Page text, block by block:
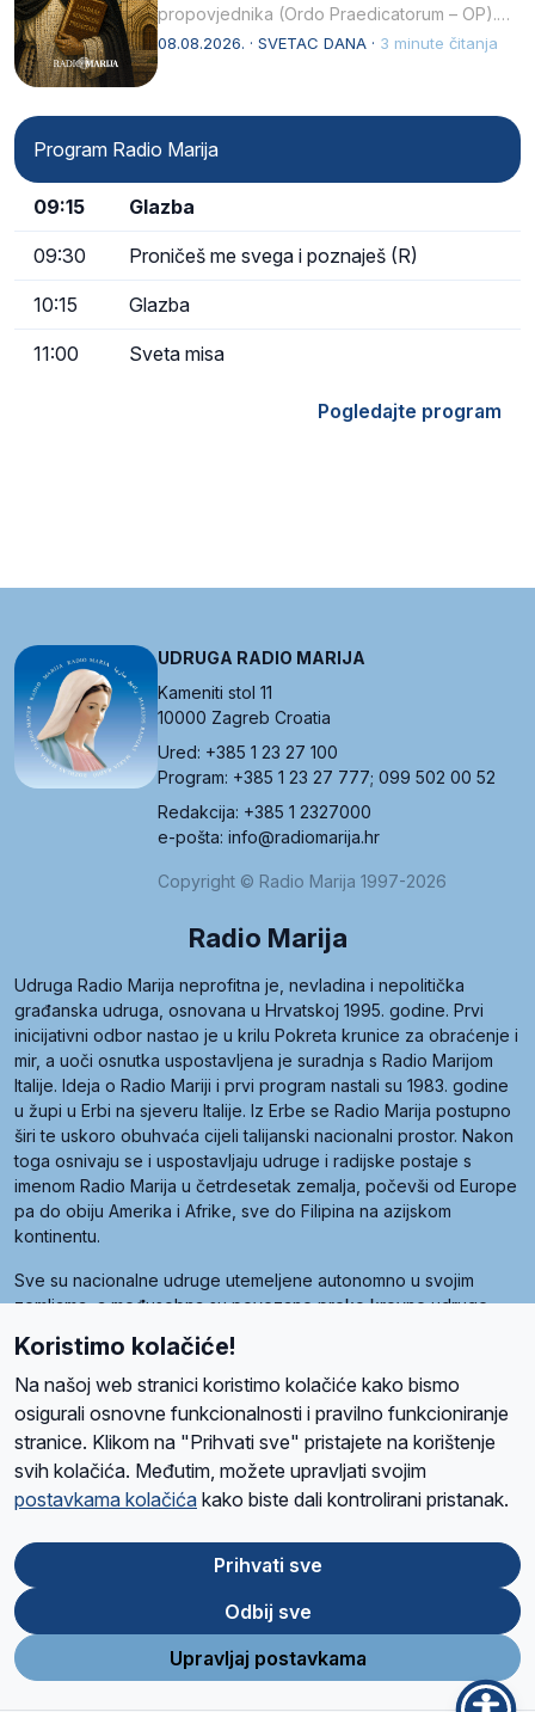
propovjednika (Ordo Praedicatorum – OP).
Svojim životom, dubokom ljubavlju prema
08.08.2026. · SVETAC DANA · 3 minute čitanja
Program Radio Marija
09:15 Glazba
09:30 Proničeš me svega i poznaješ (R)
10:15 Glazba
11:00 Sveta misa
Pogledajte program
UDRUGA RADIO MARIJA
Kameniti stol 11
10000 Zagreb Croatia
Ured: +385 1 23 27 100
Program: +385 1 23 27 777; 099 502 00 52
Redakcija: +385 1 2327000
e-pošta: info@radiomarija.hr
Copyright © Radio Marija 1997-2026
Radio Marija
Udruga Radio Marija neprofitna je, nevladina i nepolitička
građanska udruga, osnovana u Hrvatskoj 1995. godine. Prvi
inicijativni odbor nastao je u krilu Pokreta krunice za obraćenje i
mir, a uoči osnutka uspostavljena je suradnja s Radio Marijom
Italije. Ideja o Radio Mariji i prvi program nastali su 1983. godine
u župi u Erbi na sjeveru Italije. Iz Erbe se Radio Marija postupno
širi te uskoro obuhvaća cijeli talijanski nacionalni prostor. Nakon
toga osnivaju se i uspostavljaju udruge i radijske postaje s
imenom Radio Marija u četrdesetak zemalja, počevši od Europe
pa do obiju Amerika i Afrike, sve do Filipina na azijskom
kontinentu.
Sve su nacionalne udruge utemeljene autonomno u svojim
zemljama, a međusobna su povezane preko krovne udruge
Radio Maria). Svjetsku obitelj utemeljilo je sedam članica, među
kojima je i hrvatska Udruga Radio Marija.
O namaRadio ProgramVolonteriPrijateljiKontaktPravila privatnosti
Ova stranica je zaštićena Google reCAPTCHA sustavom
Store
Google
Play
Koristimo kolačiće!
Na našoj web stranici koristimo kolačiće kako bismo
osigurali osnovne funkcionalnosti i pravilno funkcioniranje
stranice. Klikom na "Prihvati sve" pristajete na korištenje
svih kolačića. Međutim, možete upravljati svojim
postavkama kolačića kako biste dali kontrolirani pristanak.
Prihvati sve
Odbij sve
Upravljaj postavkama